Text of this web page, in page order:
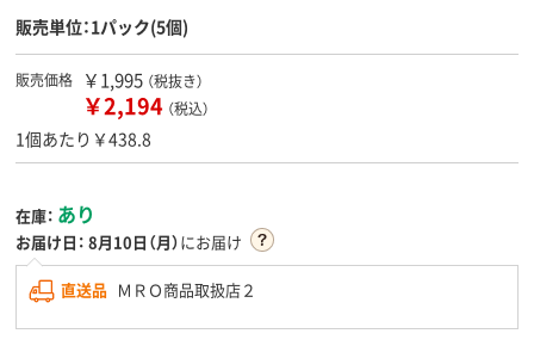
販売単位：1パック(5個)
販売価格 ￥1,995 （税抜き）
￥2,194 （税込）
1個あたり￥438.8
在庫： あり
お届け日： 8月10日（月）にお届け
直送品 ＭＲＯ商品取扱店２